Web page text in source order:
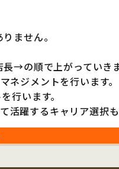
ません。
の順で上がっていきま
ネジメントを行います。
行います。
躍するキャリア選択も